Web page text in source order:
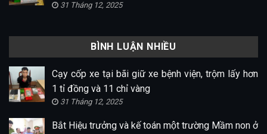
31 Tháng 12, 2025
BÌNH LUẬN NHIỀU
Cạy cốp xe tại bãi giữ xe bệnh viện, trộm lấy hơn
1 tỉ đồng và 11 chỉ vàng
31 Tháng 12, 2025
Bắt Hiệu trưởng và kế toán một trường Mầm non ở